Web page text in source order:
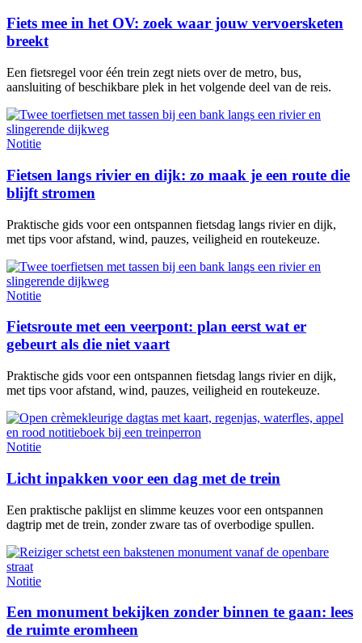
Fiets mee in het OV: zoek waar jouw vervoersketen
breekt
Een fietsregel voor één trein zegt niets over de metro, bus,
aansluiting of beschikbare plek in het volgende deel van de reis.
Notitie
Fietsen langs rivier en dijk: zo maak je een route die
blijft stromen
Praktische gids voor een ontspannen fietsdag langs rivier en dijk,
met tips voor afstand, wind, pauzes, veiligheid en routekeuze.
Notitie
Fietsroute met een veerpont: plan eerst wat er
gebeurt als die niet vaart
Praktische gids voor een ontspannen fietsdag langs rivier en dijk,
met tips voor afstand, wind, pauzes, veiligheid en routekeuze.
Notitie
Licht inpakken voor een dag met de trein
Een praktische paklijst en slimme keuzes voor een ontspannen
dagtrip met de trein, zonder zware tas of overbodige spullen.
Notitie
Een monument bekijken zonder binnen te gaan: lees
de ruimte eromheen